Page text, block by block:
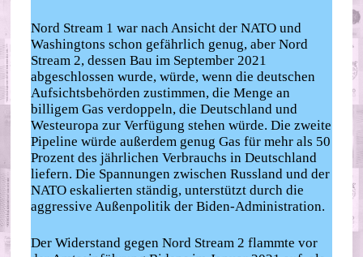
Nord Stream 1 war nach Ansicht der NATO und
Washingtons schon gefährlich genug, aber Nord
Stream 2, dessen Bau im September 2021
abgeschlossen wurde, würde, wenn die deutschen
Aufsichtsbehörden zustimmen, die Menge an
billigem Gas verdoppeln, die Deutschland und
Westeuropa zur Verfügung stehen würde. Die zweite
Pipeline würde außerdem genug Gas für mehr als 50
Prozent des jährlichen Verbrauchs in Deutschland
liefern. Die Spannungen zwischen Russland und der
NATO eskalierten ständig, unterstützt durch die
aggressive Außenpolitik der Biden-Administration.
Der Widerstand gegen Nord Stream 2 flammte vor